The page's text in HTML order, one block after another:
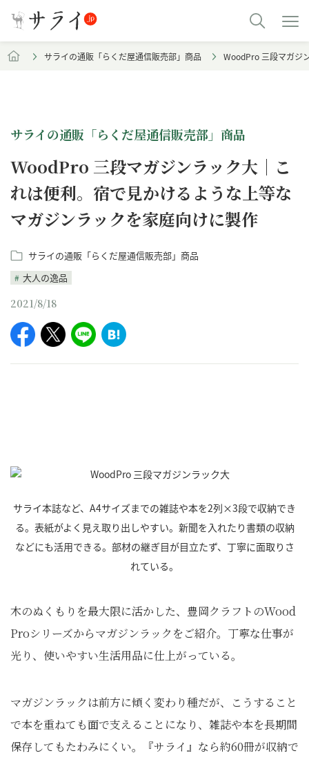
サライの通販「らくだ屋通信販売部」商品 WoodPro 三段マガジ
サライの通販「らくだ屋通信販売部」商品
WoodPro 三段マガジンラック大｜こ
れは便利。宿で見かけるような上等な
マガジンラックを家庭向けに製作
サライの通販「らくだ屋通信販売部」商品
大人の逸品
2021/8/18
サライ本誌など、A4サイズまでの雑誌や本を2列×3段で収納でき
る。表紙がよく見え取り出しやすい。新聞を入れたり書類の収納
などにも活用できる。部材の継ぎ目が目立たず、丁寧に面取りさ
れている。
木のぬくもりを最大限に活かした、豊岡クラフトのWood
Proシリーズからマガジンラックをご紹介。丁寧な仕事が
光り、使いやすい生活用品に仕上がっている。
マガジンラックは前方に傾く変わり種だが、こうすること
で本を重ねても面で支えることになり、雑誌や本を長期間
保存してもたわみにくい。『サライ』なら約60冊が収納で